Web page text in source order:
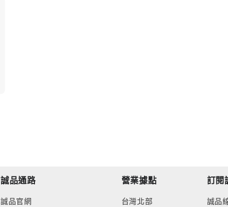
誠品通路
誠品官網
營業據點
台灣北部
訂閱
誠品